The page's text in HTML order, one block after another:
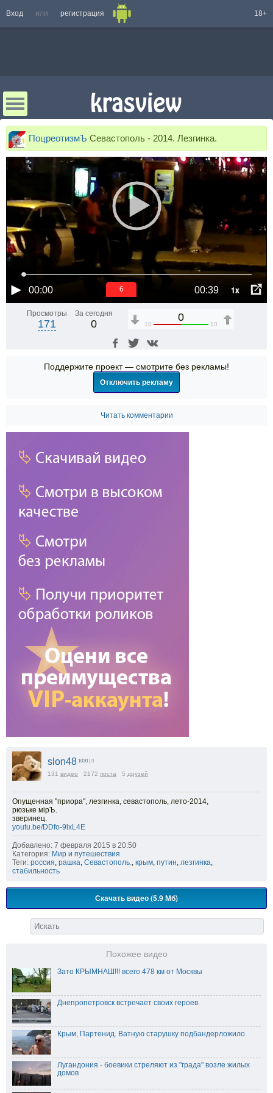
Вход или регистрация 18+
ПоцреотизмЪ Севастополь - 2014. Лезгинка.
00:00 00:39 1x
6
Просмотры
171
За сегодня
0
0
10 10
Поддержите проект — смотрите без рекламы!
Отключить рекламу
Читать комментарии
slon48 1030 | 0
131 видео 2172 поста 5 друзей
Опущенная "приора", лезгинка, севастополь, лето-2014,
рюзьке мiрЪ.
зверинец.
youtu.be/DDfo-9lxL4E
Добавлено: 7 февраля 2015 в 20:50
Категория: Мир и путешествия
Теги: россия рашка Севастополь. крым путин лезгинка
стабильность
Скачать видео (5.9 Мб)
Похожее видео
Зато КРЫМНАШ!!! всего 478 км от Москвы
Днепропетровск встречает своих героев.
Крым, Партенид. Ватную старушку подбандерложило.
Лугандония - боевики стреляют из "града" возле жилых
домов